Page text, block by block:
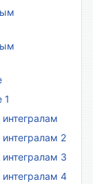
1
2
3
4